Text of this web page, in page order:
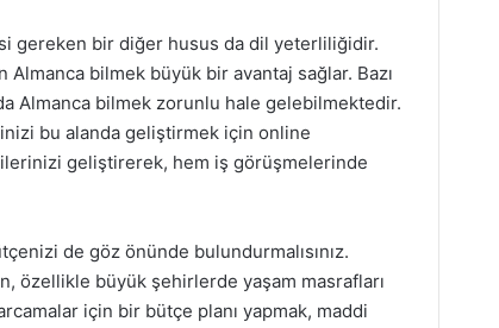
gereken bir diğer husus da dil yeterliliğidir.
Almanca bilmek büyük bir avantaj sağlar. Bazı
Almanca bilmek zorunlu hale gelebilmektedir.
bu alanda geliştirmek için online
geliştirerek, hem iş görüşmelerinde
de göz önünde bulundurmalısınız.
özellikle büyük şehirlerde yaşam masrafları
için bir bütçe planı yapmak, maddi